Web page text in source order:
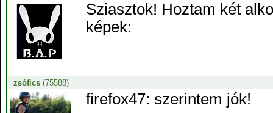
Sziasztok! Hoztam két
képek:
zsófics(75588)
firefox47: szerintem jók!